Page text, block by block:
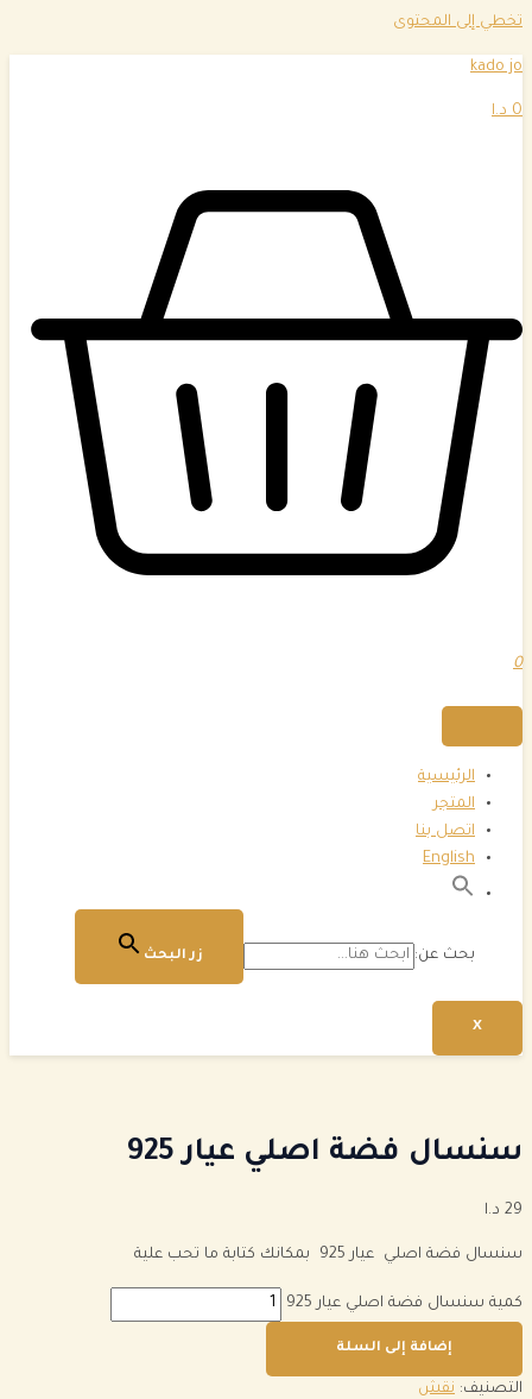
تخطي إلى المحتوى
kado jo
0 د.ا
0
الرئيسية
المتجر
اتصل بنا
English
بحث عن: زر البحث
X
سنسال فضة اصلي عيار 925
29 د.ا
سنسال فضة اصلي عيار 925 بمكانك كتابة ما تحب علية
كمية سنسال فضة اصلي عيار 925
إضافة إلى السلة
التصنيف: نقش